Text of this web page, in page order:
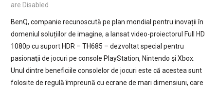
are Disabled
BenQ, companie recunoscută pe plan mondial pentru inovații în
domeniul soluțiilor de imagine, a lansat video-proiectorul Full HD
1080p cu suport HDR – TH685 – dezvoltat special pentru
pasionaţii de jocuri pe console PlayStation, Nintendo și Xbox.
Unul dintre beneficiile consolelor de jocuri este că acestea sunt
folosite de regulă împreună cu ecrane de mari dimensiuni, care